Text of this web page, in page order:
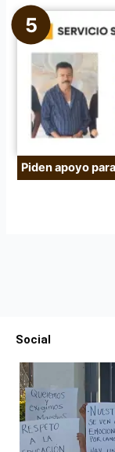
Piden apoyo
Social